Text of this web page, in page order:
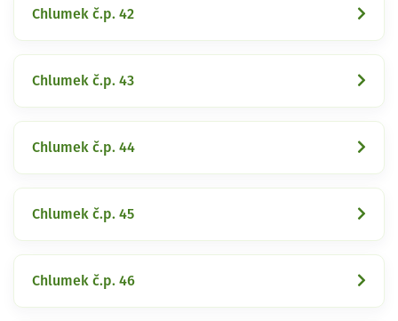
Chlumek č.p. 42
Chlumek č.p. 43
Chlumek č.p. 44
Chlumek č.p. 45
Chlumek č.p. 46